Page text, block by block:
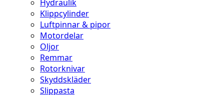
Hydraulik
Klippcylinder
Luftpinnar & pipor
Motordelar
Oljor
Remmar
Rotorknivar
Skyddskläder
Slippasta